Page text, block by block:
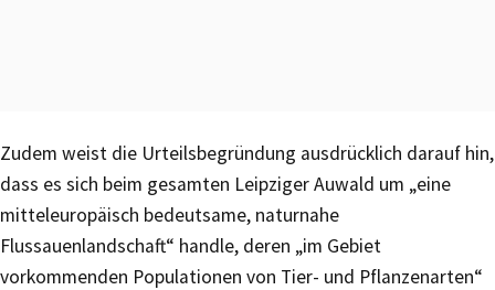
Zudem weist die Urteilsbegründung ausdrücklich darauf hin,
dass es sich beim gesamten Leipziger Auwald um „eine
mitteleuropäisch bedeutsame, naturnahe
Flussauenlandschaft“ handle, deren „im Gebiet
vorkommenden Populationen von Tier- und Pflanzenarten“